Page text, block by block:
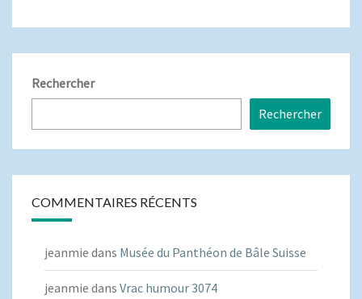
Rechercher
Rechercher
COMMENTAIRES RÉCENTS
jeanmie dans Musée du Panthéon de Bâle Suisse
jeanmie dans Vrac humour 3074